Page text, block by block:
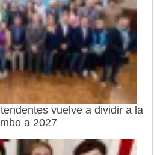
vuelve a dividir a la
a 2027